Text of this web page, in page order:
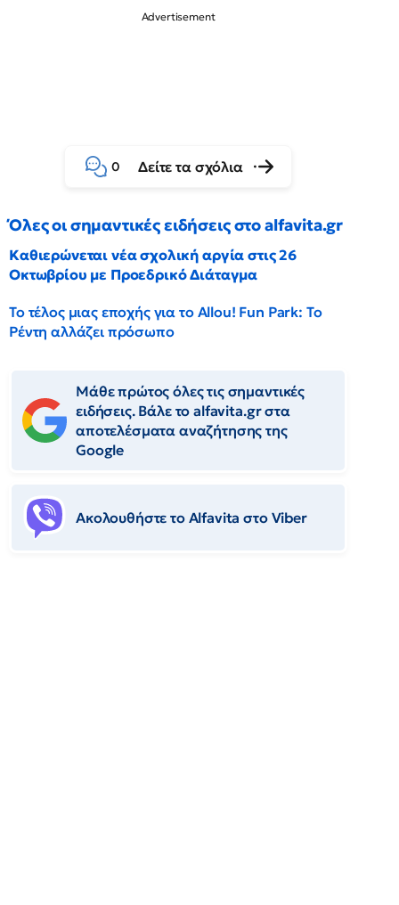
0 Δείτε τα σχόλια
Όλες οι σημαντικές ειδήσεις στο alfavita.gr
Καθιερώνεται νέα σχολική αργία στις 26
Οκτωβρίου με Προεδρικό Διάταγμα
Το τέλος μιας εποχής για το Allou! Fun Park: Το
Ρέντη αλλάζει πρόσωπο
Μάθε πρώτος όλες τις σημαντικές
ειδήσεις. Βάλε το alfavita.gr στα
αποτελέσματα αναζήτησης της
Google
Ακολουθήστε το Αlfavita στο Viber